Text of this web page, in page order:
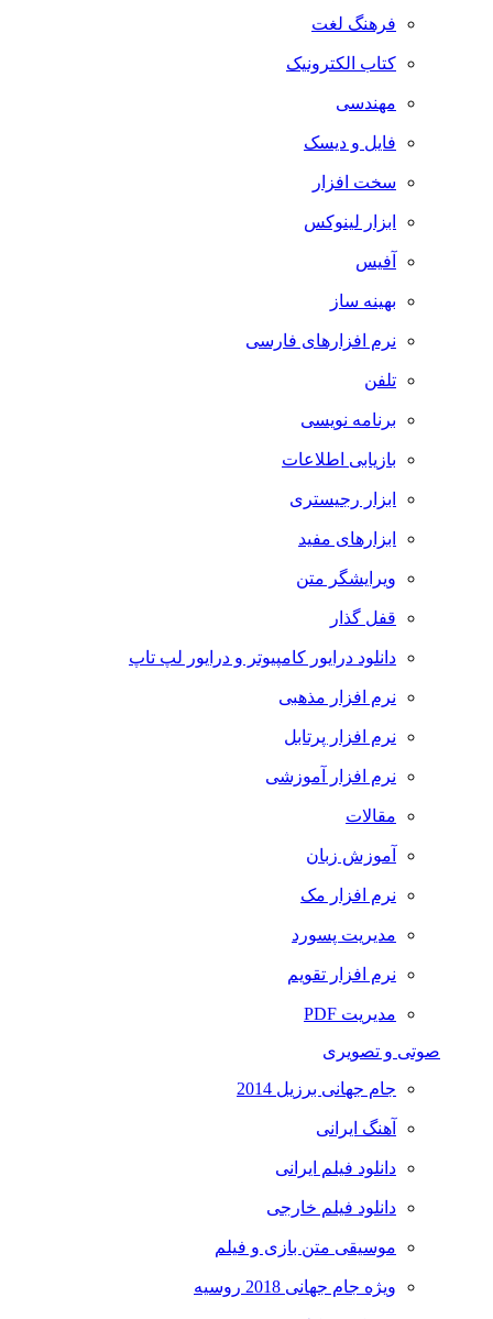
فرهنگ لغت
کتاب الکترونیک
مهندسی
فایل و دیسک
سخت افزار
ابزار لینوکس
آفیس
بهینه ساز
نرم افزارهای فارسی
تلفن
برنامه نویسی
بازیابی اطلاعات
ابزار رجیستری
ابزارهای مفید
ویرایشگر متن
قفل گذار
دانلود درایور کامپیوتر و درایور لپ تاپ
نرم افزار مذهبی
نرم افزار پرتابل
نرم افزار آموزشی
مقالات
آموزش زبان
نرم افزار مک
مدیریت پسورد
نرم افزار تقویم
مدیریت PDF
صوتی و تصویری
جام جهانی برزیل 2014
آهنگ ایرانی
دانلود فیلم ایرانی
دانلود فیلم خارجی
موسیقی متن بازی و فیلم
ویژه جام جهانی 2018 روسیه